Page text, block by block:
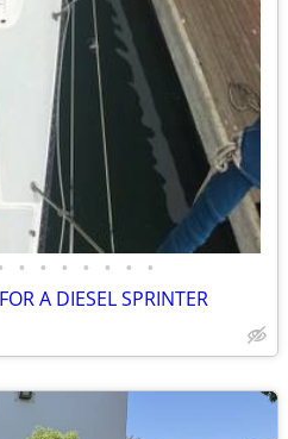
• • • • • • •
A DIESEL SPRINTER